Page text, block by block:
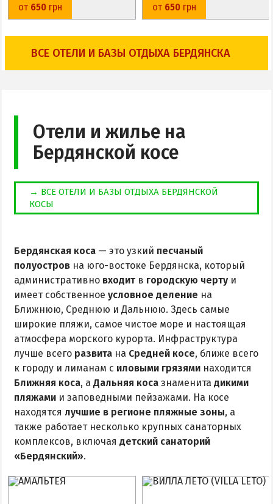
До пляжа: 30 м
На карте
от 650 грн
До пляжа: 30 м
На карте
от 650 грн
ВСЕ ОТЕЛИ И БАЗЫ ОТДЫХА БЕРДЯНСКА
Отели и жилье на
Бердянской косе
→ ВСЕ ОТЕЛИ И БАЗЫ ОТДЫХА БЕРДЯНСКОЙ
КОСЫ
Бердянская коса — это узкий песчаный
полуостров на юго-востоке Бердянска, который
административно входит в городскую черту и
имеет собственное условное деление на
Ближнюю, Среднюю и Дальнюю. Здесь самые
широкие пляжи, самое чистое море и настоящая
атмосфера морского курорта. Инфраструктура
лучше всего развита на Cредней косе, ближе всего
к городу и лиманам с иловыми грязями находится
Ближняя коса, а Дальняя коса знаменита дикими
пляжами и заповедными пейзажами. На косе
находятся лучшие в регионе пляжные зоны, а
также работает несколько крупных санаторных
комплексов, включая детский санаторий
«Бердянский».